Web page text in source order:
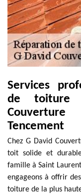
Services
de toiture
Tencement
Chez G David
toit solide et
famille à Saint
engageons à offrir
toiture de la plus